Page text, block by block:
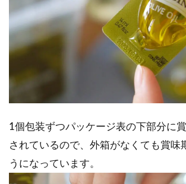
1個包装ずつパッケージ表の下部分に
されているので、外箱がなくても賞味
うになっています。